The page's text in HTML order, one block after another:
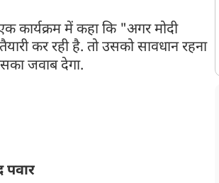
एक कार्यक्रम में कहा कि "अगर मोदी
कर रही है. तो उसको सावधान रहना
जवाब देगा.
पवार